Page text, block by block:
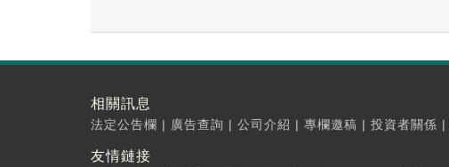
相關訊息
法定公告欄 | 廣告查詢 | 公司介紹 | 專欄邀稿 | 投資者關係 |
友情鏈接